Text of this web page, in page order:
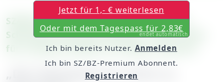
SZ/BZ-Sommertour: In den Kellern der
Schönbuch Braumanufaktur / Volle Tanks
für trockene Kehlen im heißen Sommer
„Der Notstand ist nicht zu
Jetzt für 1,- € weiterlesen
Oder mit dem Tagespass für 2,83€
endet automatisch
Ich bin bereits Nutzer. Anmelden
Ich bin SZ/BZ-Premium Abonnent.
Registrieren